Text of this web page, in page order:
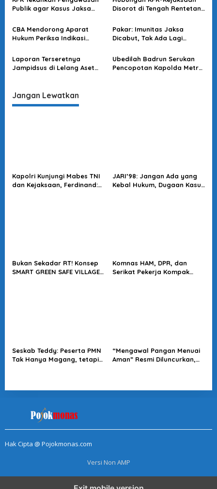
o
s
Publik agar Kasus Jaksa
Disorot di Tengah Rentetan
CBA Mendorong Aparat
Hukum Periksa Indikasi
Alat Dapur di MBG
Pakar: Imunitas Jaksa
Dicabut, Tak Ada Lagi
Laporan Terseretnya
Jampidsus di Lelang Aset
Ubedilah Badrun Serukan
Pencopotan Kapolda Metro
Jangan Lewatkan
Kapolri Kunjungi Mabes TNI
dan Kejaksaan, Ferdinand:
JARI’98: Jangan Ada yang
Kebal Hukum, Dugaan Kasus
Bukan Sekadar RT! Konsep
SMART GREEN SAFE VILLAGE
Komnas HAM, DPR, dan
Serikat Pekerja Kompak
Seskab Teddy: Peserta PMN
Tak Hanya Magang, tetapi
“Mengawal Pangan Menuai
Aman” Resmi Diluncurkan,
Hak Cipta @ Pojokmonas.com
Versi Non AMP